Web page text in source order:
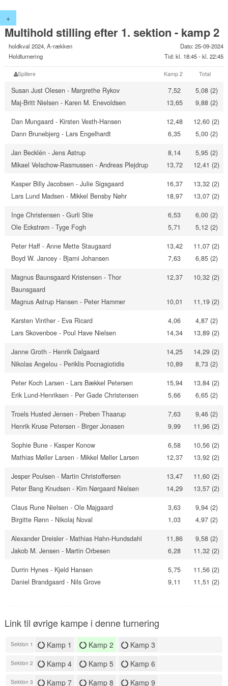
+
Multihold stilling efter 1. sektion - kamp 2
holdkval 2024, A-rækken
Holdturnering
Dato: 25-09-2024
Tid: kl. 18:45 - kl. 22:45
Spillere Kamp 2 Total
Susan Just Olesen - Margrethe Rykov 7,52
5,08 (2)
Maj-Britt Nielsen - Karen M. Enevoldsen
13,65 9,88 (2)
Dan Mungaard - Kirsten Vesth-Hansen 12,48
12,60 (2)
Dann Brunebjerg - Lars Engelhardt
6,35 5,00 (2)
Jan Becklén - Jens Astrup 8,14
5,95 (2)
Mikael Velschow-Rasmussen - Andreas Plejdrup
13,72 12,41 (2)
Kasper Billy Jacobsen - Julie Sigsgaard 16,37
13,32 (2)
Lars Lund Madsen - Mikkel Bensby Nøhr
18,97 13,07 (2)
Inge Christensen - Gurli Stie 6,53
6,00 (2)
Ole Eckstrøm - Tyge Fogh
5,71 5,12 (2)
Peter Haff - Anne Mette Staugaard 13,42
11,07 (2)
Boyd W. Jancey - Bjarni Johansen
7,63 6,85 (2)
Magnus Baunsgaard Kristensen - Thor
Baunsgaard
12,37 10,32 (2)
Magnus Astrup Hansen - Peter Hammer 10,01 11,19 (2)
Karsten Vinther - Eva Ricard 4,06
4,87 (2)
Lars Skovenboe - Poul Have Nielsen
14,34 13,89 (2)
Janne Groth - Henrik Dalgaard 14,25
14,29 (2)
Nikolas Angelou - Periklis Pocnagiotidis
10,89 8,73 (2)
Peter Koch Larsen - Lars Bækkel Petersen 15,94
13,84 (2)
Erik Lund-Henriksen - Per Gade Christensen
5,66 6,65 (2)
Troels Husted Jensen - Preben Thaarup 7,63
9,46 (2)
Henrik Kruse Petersen - Birger Jonasen
9,99 11,96 (2)
Sophie Bune - Kasper Konow 6,58
10,56 (2)
Mathias Møller Larsen - Mikkel Møller Larsen
12,37 13,92 (2)
Jesper Poulsen - Martin Christoffersen 13,47
11,60 (2)
Peter Bang Knudsen - Kim Nørgaard Nielsen
14,29 13,57 (2)
Claus Rune Nielsen - Ole Majgaard 3,63
9,94 (2)
Birgitte Rønn - Nikolaj Noval
1,03 4,97 (2)
Alexander Dreisler - Mathias Hahn-Hundsdahl 11,86
9,58 (2)
Jakob M. Jensen - Martin Orbesen
6,28 11,32 (2)
Durrin Hynes - Kjeld Hansen 5,75
11,56 (2)
Daniel Brandgaard - Nils Grove
9,11 11,51 (2)
Link til øvrige kampe i denne turnering
Sektion 1 Kamp 1 Kamp 2 Kamp 3
Sektion 2 Kamp 4 Kamp 5 Kamp 6
Sektion 3 Kamp 7 Kamp 8 Kamp 9